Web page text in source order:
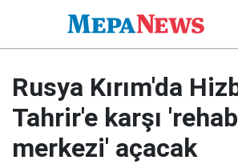
Rusya Kırım'da
Tahrir'e karşı
merkezi' açacak